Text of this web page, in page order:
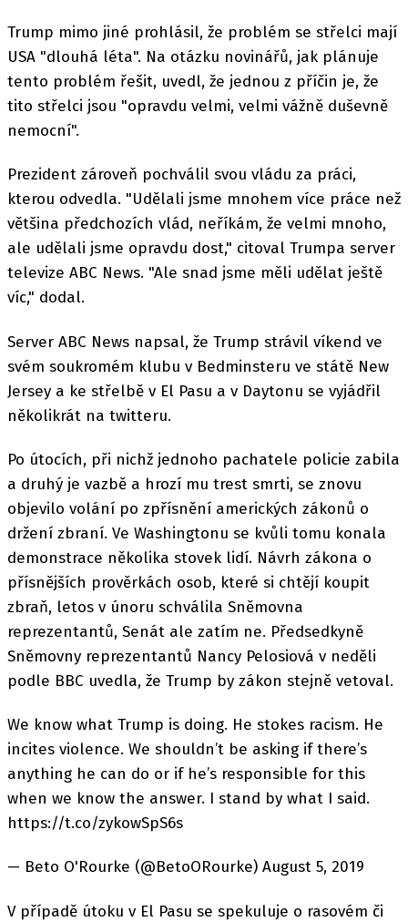
Trump mimo jiné prohlásil, že problém se střelci mají
USA "dlouhá léta". Na otázku novinářů, jak plánuje
tento problém řešit, uvedl, že jednou z příčin je, že
tito střelci jsou "opravdu velmi, velmi vážně duševně
nemocní".
Prezident zároveň pochválil svou vládu za práci,
kterou odvedla. "Udělali jsme mnohem více práce než
většina předchozích vlád, neříkám, že velmi mnoho,
ale udělali jsme opravdu dost," citoval Trumpa server
televize ABC News. "Ale snad jsme měli udělat ještě
víc," dodal.
Server ABC News napsal, že Trump strávil víkend ve
svém soukromém klubu v Bedminsteru ve státě New
Jersey a ke střelbě v El Pasu a v Daytonu se vyjádřil
několikrát na twitteru.
Po útocích, při nichž jednoho pachatele policie zabila
a druhý je vazbě a hrozí mu trest smrti, se znovu
objevilo volání po zpřísnění amerických zákonů o
držení zbraní. Ve Washingtonu se kvůli tomu konala
demonstrace několika stovek lidí. Návrh zákona o
přísnějších prověrkách osob, které si chtějí koupit
zbraň, letos v únoru schválila Sněmovna
reprezentantů, Senát ale zatím ne. Předsedkyně
Sněmovny reprezentantů Nancy Pelosiová v neděli
podle BBC uvedla, že Trump by zákon stejně vetoval.
We know what Trump is doing. He stokes racism. He
incites violence. We shouldn’t be asking if there’s
anything he can do or if he’s responsible for this
when we know the answer. I stand by what I said.
https://t.co/zykowSpS6s
— Beto O'Rourke (@BetoORourke) August 5, 2019
V případě útoku v El Pasu se spekuluje o rasovém či